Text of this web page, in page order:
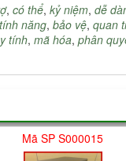
, có thể, kỷ niệm, dễ
tính năng, bảo vệ, quan
tính, mã hóa, phân
Mã SP S000015